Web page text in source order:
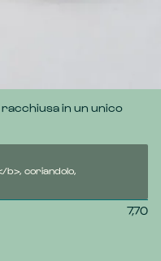
in un unico
b>, coriandolo,
7,70